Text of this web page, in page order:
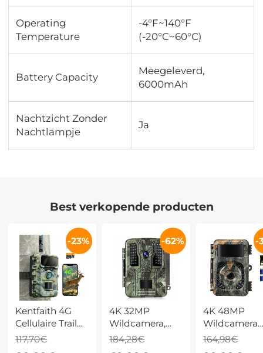
Operating
Temperature
-4°F~140°F
(-20°C~60°C)
Battery Capacity
Meegeleverd,
6000mAh
Nachtzicht Zonder
Nachtlampje
Ja
Best verkopende producten
-23%
Kentfaith 4G
Cellulaire Trail
Camera, 2.7K
Video's & 32MP
117,70€
-62%
4K 32MP
Wildcamera,
IP67
Waterdicht,
184,28€
-
4K 48MP
Wildcamera
WiFi
IP66
164,98€